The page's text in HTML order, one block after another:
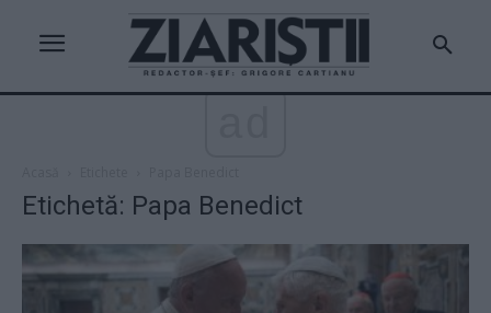
Etichetă: Papa Benedict